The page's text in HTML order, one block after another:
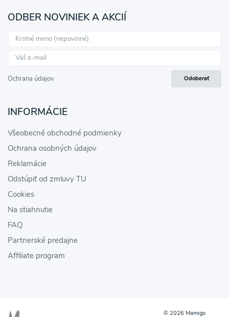
ODBER NOVINIEK A AKCIÍ
Ochrana údajov Odoberať
INFORMÁCIE
Všeobecné obchodné podmienky
Ochrana osobných údajov
Reklamácie
Odstúpiť od zmluvy TU
Cookies
Na stiahnutie
FAQ
Partnerské predajne
Affiliate program
© 2026 Mamigo